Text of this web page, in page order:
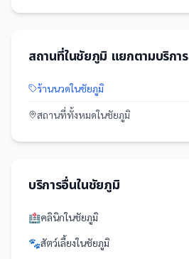
สถานที่ในชัยภูมิ แยกตามบริการ
ร้านนวดในชัยภูมิ
สถานที่ทั้งหมดในชัยภูมิ
บริการอื่นในชัยภูมิ
🏥คลินิกในชัยภูมิ
🐾สัตว์เลี้ยงในชัยภูมิ